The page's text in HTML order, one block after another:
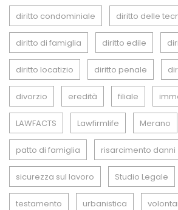
diritto condominiale diritto delle
diritto di famiglia diritto edile
diritto locatizio diritto penale
divorzio eredità filiale
LAWFACTS Lawfirmlife Merano
patto di famiglia risarcimento danni
sicurezza sul lavoro Studio Legale
testamento urbanistica